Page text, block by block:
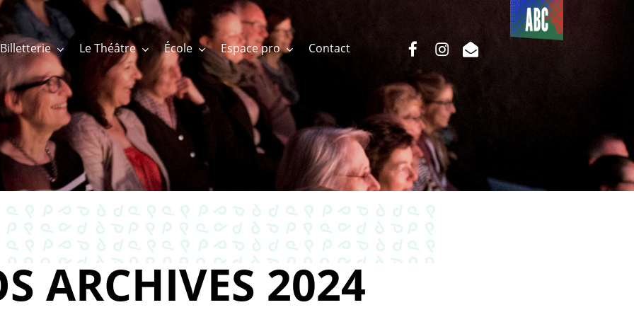
Billetterie Le Théâtre École Espace pro Contact
Du côté
de l’ABC
facebookinstagram
email
ARCHIVES 2024